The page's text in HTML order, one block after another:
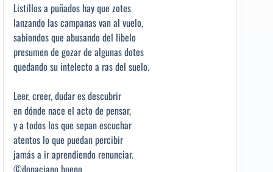
Listillos a puñados hay que zotes
lanzando las campanas van al vuelo,
sabiondos que abusando del libelo
presumen de gozar de algunas dotes
quedando su intelecto a ras del suelo.
Leer, creer, dudar es descubrir
en dónde nace el acto de pensar,
y a todos los que sepan escuchar
atentos lo que puedan percibir
jamás a ir aprendiendo renunciar.
©donaciano bueno